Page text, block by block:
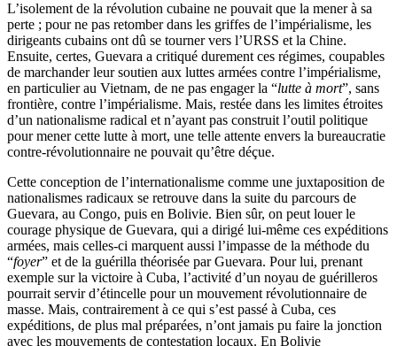
L’isolement de la révolution cubaine ne pouvait que la mener à sa
perte ; pour ne pas retomber dans les griffes de l’impérialisme, les
dirigeants cubains ont dû se tourner vers l’URSS et la Chine.
Ensuite, certes, Guevara a critiqué durement ces régimes, coupables
de marchander leur soutien aux luttes armées contre l’impérialisme,
en particulier au Vietnam, de ne pas engager la “lutte à mort”, sans
frontière, contre l’impérialisme. Mais, restée dans les limites étroites
d’un nationalisme radical et n’ayant pas construit l’outil politique
pour mener cette lutte à mort, une telle attente envers la bureaucratie
contre-révolutionnaire ne pouvait qu’être déçue.
Cette conception de l’internationalisme comme une juxtaposition de
nationalismes radicaux se retrouve dans la suite du parcours de
Guevara, au Congo, puis en Bolivie. Bien sûr, on peut louer le
courage physique de Guevara, qui a dirigé lui-même ces expéditions
armées, mais celles-ci marquent aussi l’impasse de la méthode du
“foyer” et de la guérilla théorisée par Guevara. Pour lui, prenant
exemple sur la victoire à Cuba, l’activité d’un noyau de guérilleros
pourrait servir d’étincelle pour un mouvement révolutionnaire de
masse. Mais, contrairement à ce qui s’est passé à Cuba, ces
expéditions, de plus mal préparées, n’ont jamais pu faire la jonction
avec les mouvements de contestation locaux. En Bolivie